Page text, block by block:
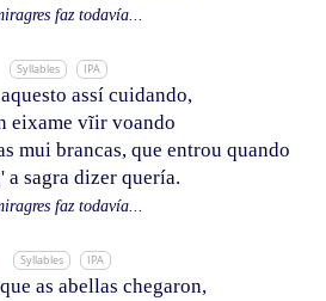
faz todavía...
Syllables IPA
assí cuidando,
eixame vĩir voando
mui brancas, que entrou quando
a sagra dizer quería.
faz todavía...
Syllables IPA
as abellas chegaron,